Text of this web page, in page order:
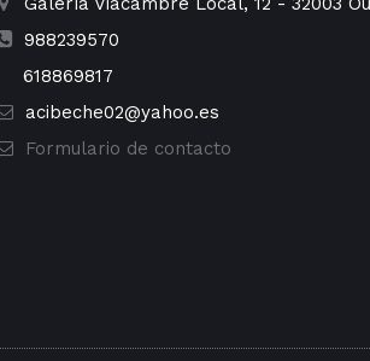
988239570
618869817
acibeche02@yahoo.es
Formulario de contacto